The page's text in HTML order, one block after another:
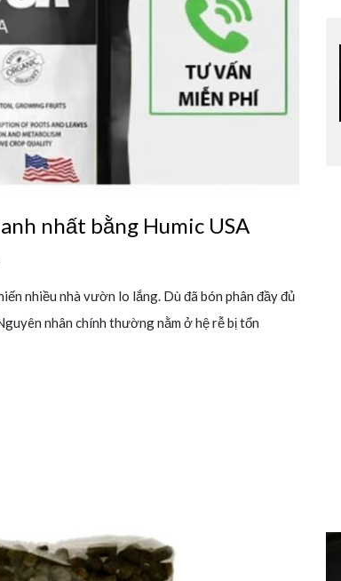
nhất bằng Humic USA
nhiều nhà vườn lo lắng. Dù đã bón phân đầy đủ
nhân chính thường nằm ở hệ rễ bị tổn